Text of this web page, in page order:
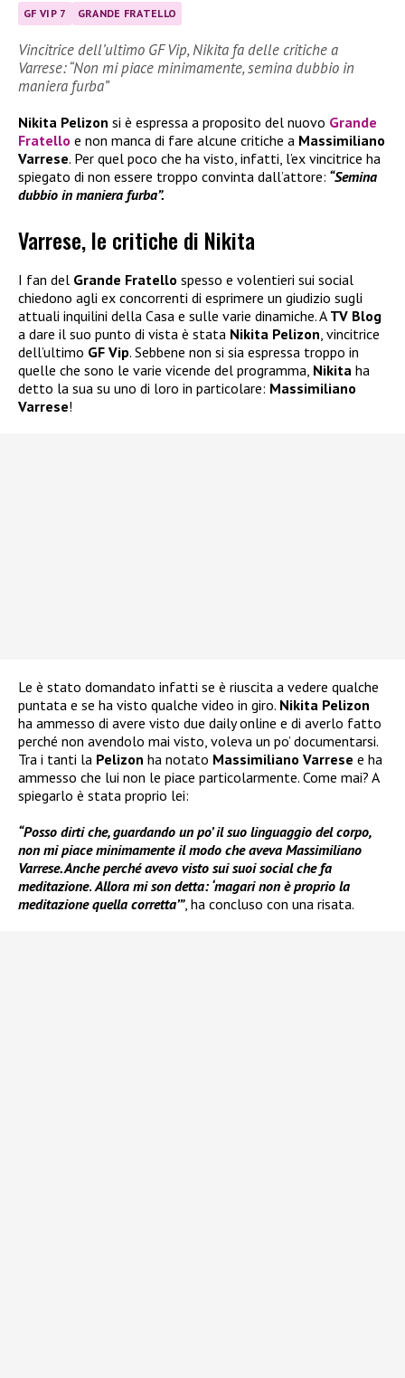
GF VIP 7 GRANDE FRATELLO
Vincitrice dell’ultimo GF Vip, Nikita fa delle critiche a
Varrese: “Non mi piace minimamente, semina dubbio in
maniera furba”
Nikita Pelizon si è espressa a proposito del nuovo Grande
Fratello e non manca di fare alcune critiche a Massimiliano
Varrese. Per quel poco che ha visto, infatti, l’ex vincitrice ha
spiegato di non essere troppo convinta dall’attore: “Semina
dubbio in maniera furba”.
Varrese, le critiche di Nikita
I fan del Grande Fratello spesso e volentieri sui social
chiedono agli ex concorrenti di esprimere un giudizio sugli
attuali inquilini della Casa e sulle varie dinamiche. A TV Blog
a dare il suo punto di vista è stata Nikita Pelizon , vincitrice
dell’ultimo GF Vip. Sebbene non si sia espressa troppo in
quelle che sono le varie vicende del programma, Nikita ha
detto la sua su uno di loro in particolare: Massimiliano
Varrese!
Le è stato domandato infatti se è riuscita a vedere qualche
puntata e se ha visto qualche video in giro. Nikita Pelizon
ha ammesso di avere visto due daily online e di averlo fatto
perché non avendolo mai visto, voleva un po’ documentarsi.
Tra i tanti la Pelizon ha notato Massimiliano Varrese e ha
ammesso che lui non le piace particolarmente. Come mai? A
spiegarlo è stata proprio lei:
“Posso dirti che, guardando un po’ il suo linguaggio del corpo,
non mi piace minimamente il modo che aveva Massimiliano
Varrese. Anche perché avevo visto sui suoi social che fa
meditazione. Allora mi son detta: ‘magari non è proprio la
meditazione quella corretta’”, ha concluso con una risata.